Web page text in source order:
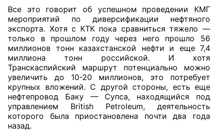
Все это говорит об успешном проведении КМГ
мероприятий по диверсификации нефтяного
экспорта. Хотя с КТК пока сравниться тяжело —
только в прошлом году через него прошло 56
миллионов тонн казахстанской нефти и еще 7,4
миллиона тонн российской. И хотя
Транскаспийский маршрут потенциально можно
увеличить до 10-20 миллионов, это потребует
крупных вложений. С другой стороны, есть еще
нефтепровод Баку — Супса, находящийся под
управлением British Petroleum, деятельность
которого была приостановлена почти два года
назад.